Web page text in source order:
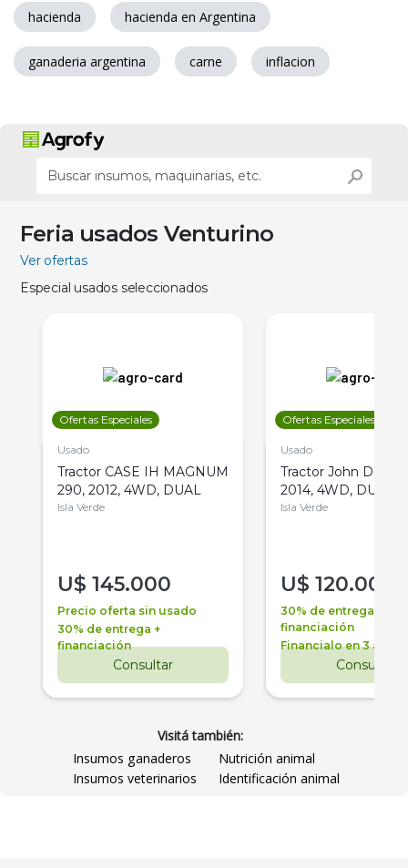
hacienda hacienda en Argentina
ganaderia argentina carne inflacion
Feria usados Venturino
Ver ofertas
Especial usados seleccionados
Ofertas Especiales
Usado
Tractor CASE IH MAGNUM
290, 2012, 4WD, DUAL
Isla Verde
U$ 145.000
Precio oferta sin usado
30% de entrega +
financiación
Consultar
Ofertas Especiales
Usado
Tractor John Deere
2014, 4WD, DUAL
Isla Verde
U$ 120.000
30% de entrega +
financiación
Financialo en 3 años
Consultar
Visitá también:
Insumos ganaderos
Nutrición animal
Insumos veterinarios
Identificación animal